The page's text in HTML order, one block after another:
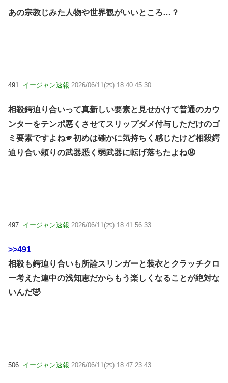
あの宗教じみた人物や世界観がいいところ…？
491: イージャン速報 2026/06/11(木) 18:40:45.30
相殺鍔迫り合いって真新しい要素と見せかけて普通のカウ
ンターをテンポ悪くさせてスリップダメ付与しただけのゴ
ミ要素ですよね🫵初めは確かに気持ちく感じたけど相殺鍔
迫り合い頼りの武器悉く弱武器に転げ落ちたよね😩
497: イージャン速報 2026/06/11(木) 18:41:56.33
>>491
相殺も鍔迫り合いも所詮スリンガーと装衣とクラッチクロ
ー考えた連中の浅知恵だからもう楽しくなることが絶対な
いんだ🤣
506: イージャン速報 2026/06/11(木) 18:47:23.43